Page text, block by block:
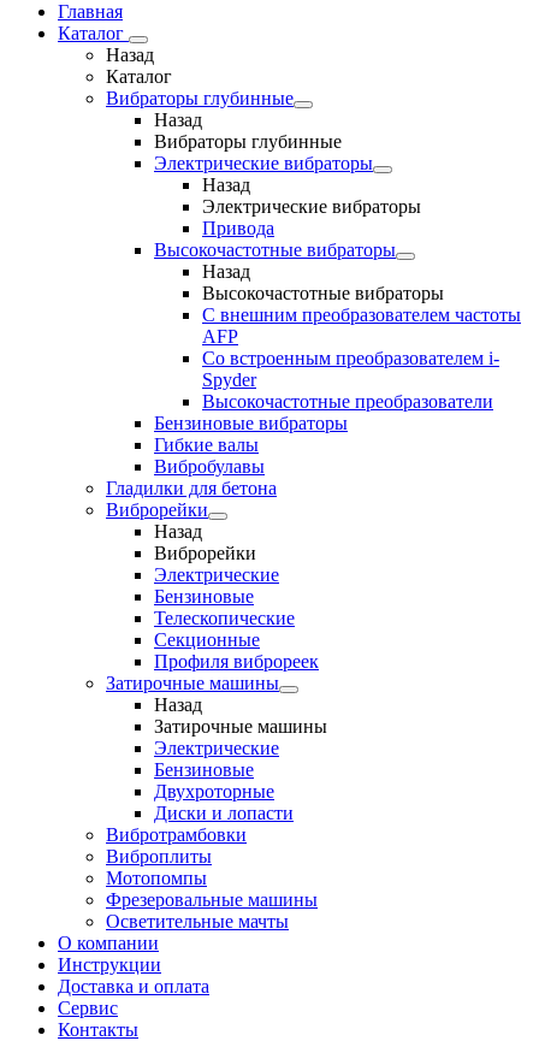
Главная
Каталог
Назад
Каталог
Вибраторы глубинные
Назад
Вибраторы глубинные
Электрические вибраторы
Назад
Электрические вибраторы
Привода
Высокочастотные вибраторы
Назад
Высокочастотные вибраторы
С внешним преобразователем частоты
AFP
Cо встроенным преобразователем i-
Spyder
Высокочастотные преобразователи
Бензиновые вибраторы
Гибкие валы
Вибробулавы
Гладилки для бетона
Виброрейки
Назад
Виброрейки
Электрические
Бензиновые
Телескопические
Секционные
Профиля виброреек
Затирочные машины
Назад
Затирочные машины
Электрические
Бензиновые
Двухроторные
Диски и лопасти
Вибротрамбовки
Виброплиты
Мотопомпы
Фрезеровальные машины
Осветительные мачты
О компании
Инструкции
Доставка и оплата
Сервис
Контакты